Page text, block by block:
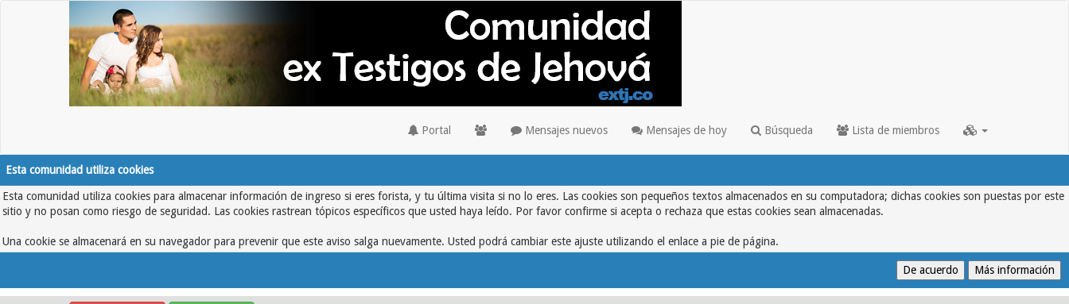
Portal Mensajes nuevos Mensajes de hoy Búsqueda Lista de miembros
Esta comunidad utiliza cookies
Esta comunidad utiliza cookies para almacenar información de ingreso si eres forista, y tu última visita si no lo eres. Las cookies son pequeños textos almacenados en su computadora; dichas cookies son puestas por este
sitio y no posan como riesgo de seguridad. Las cookies rastrean tópicos específicos que usted haya leído. Por favor confirme si acepta o rechaza que estas cookies sean almacenadas.
Una cookie se almacenará en su navegador para prevenir que este aviso salga nuevamente. Usted podrá cambiar este ajuste utilizando el enlace a pie de página.